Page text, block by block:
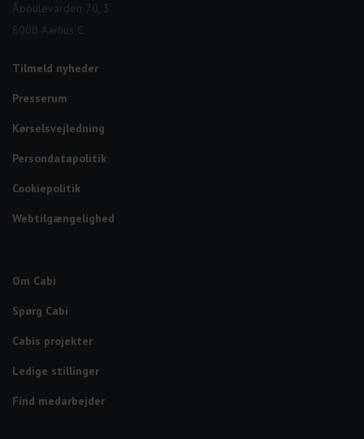
Åboulevarden 70, 3
8000 Aarhus C
Tilmeld nyheder
Presserum
Kørselsvejledning
Persondatapolitik
Cookiepolitik
Webtilgængelighed
Om Cabi
Spørg Cabi
Cabis projekter
Ledige stillinger
Find medarbejder